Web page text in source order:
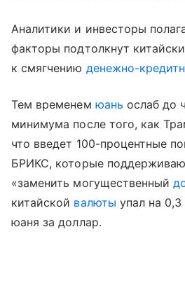
Аналитики и инвесторы
факторы подтолкнут
к смягчению денежно-
Тем временем юань ослаб до
минимума после того, как
что введет 100-процентные
БРИКС, которые
«заменить могущественный
китайской валюты упал на
юаня за доллар.